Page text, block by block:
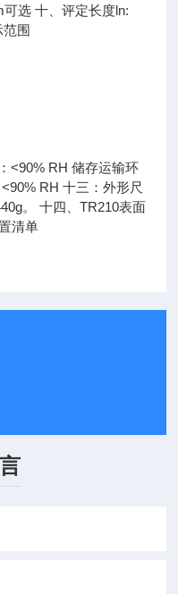
选 十、评定长度ln:
范围
<90% RH 储存运输环
RH 十三：外形尺
。 十四、TR210表面
清单